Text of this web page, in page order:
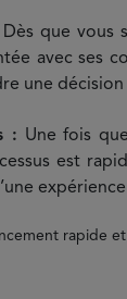
Dès que vous
avec ses
une
: Une fois
est
rapide